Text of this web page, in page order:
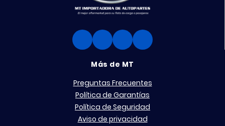
Más de MT
Preguntas Frecuentes
Política de Garantías
Política de Seguridad
Aviso de privacidad